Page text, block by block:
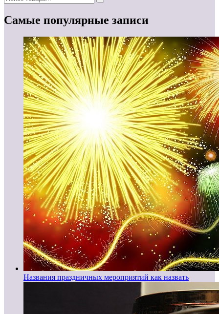
Самые популярные записи
Названия праздничных мероприятий как назвать